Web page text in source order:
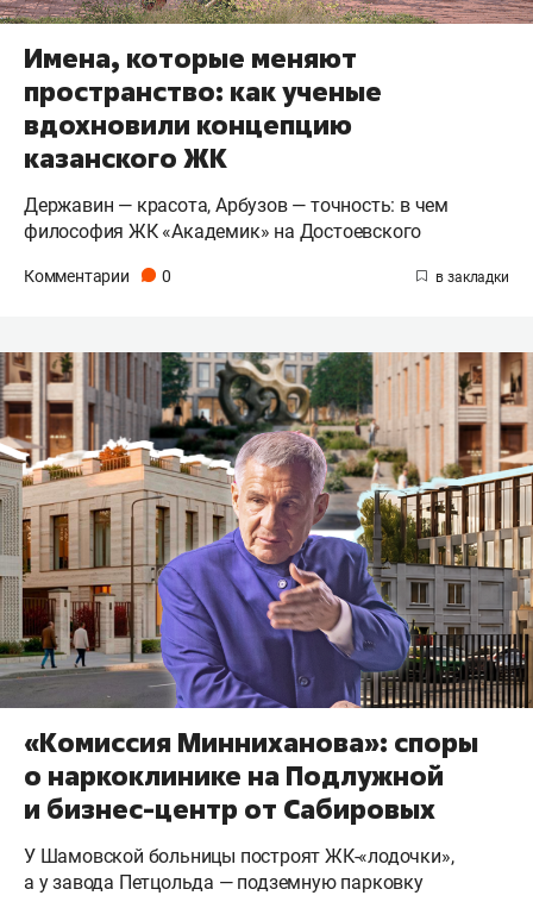
Имена, которые меняют
пространство: как ученые
вдохновили концепцию
казанского ЖК
Державин — красота, Арбузов — точность: в чем
философия ЖК «Академик» на Достоевского
Комментарии 0
«Комиссия Минниханова»: споры
о наркоклинике на Подлужной
и бизнес-центр от Сабировых
У Шамовской больницы построят ЖК-«лодочки»,
а у завода Петцольда — подземную парковку